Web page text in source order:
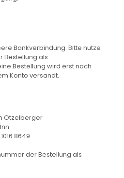
Bankverbindung. Bitte nutze
Bestellung als
Bestellung wird erst nach
Konto versandt.
Otzelberger
8649
der Bestellung als